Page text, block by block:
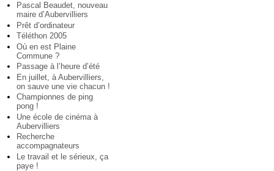
Pascal Beaudet, nouveau
maire d’Aubervilliers
Prêt d’ordinateur
Téléthon 2005
Où en est Plaine
Commune ?
Passage à l’heure d’été
En juillet, à Aubervilliers,
on sauve une vie chacun !
Championnes de ping
pong !
Une école de cinéma à
Aubervilliers
Recherche
accompagnateurs
Le travail et le sérieux, ça
paye !